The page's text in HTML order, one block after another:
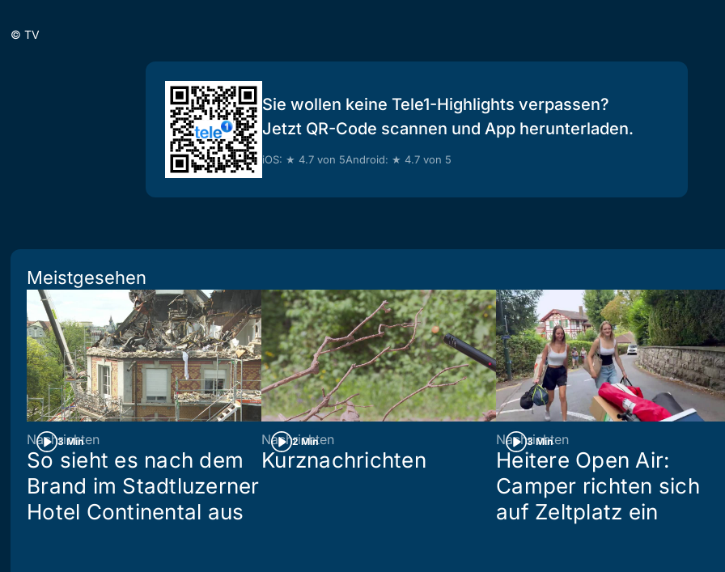
© TV
Sie wollen keine Tele1-Highlights verpassen?
Jetzt QR-Code scannen und App herunterladen.
iOS: ★ 4.7 von 5Android: ★ 4.7 von 5
Meistgesehen
3 Min
Nachrichten
So sieht es nach dem
Brand im Stadtluzerner
Hotel Continental aus
2 Min
Nachrichten
Kurznachrichten
3 Min
Nachrichten
Heitere Open Air:
Camper richten sich
auf Zeltplatz ein